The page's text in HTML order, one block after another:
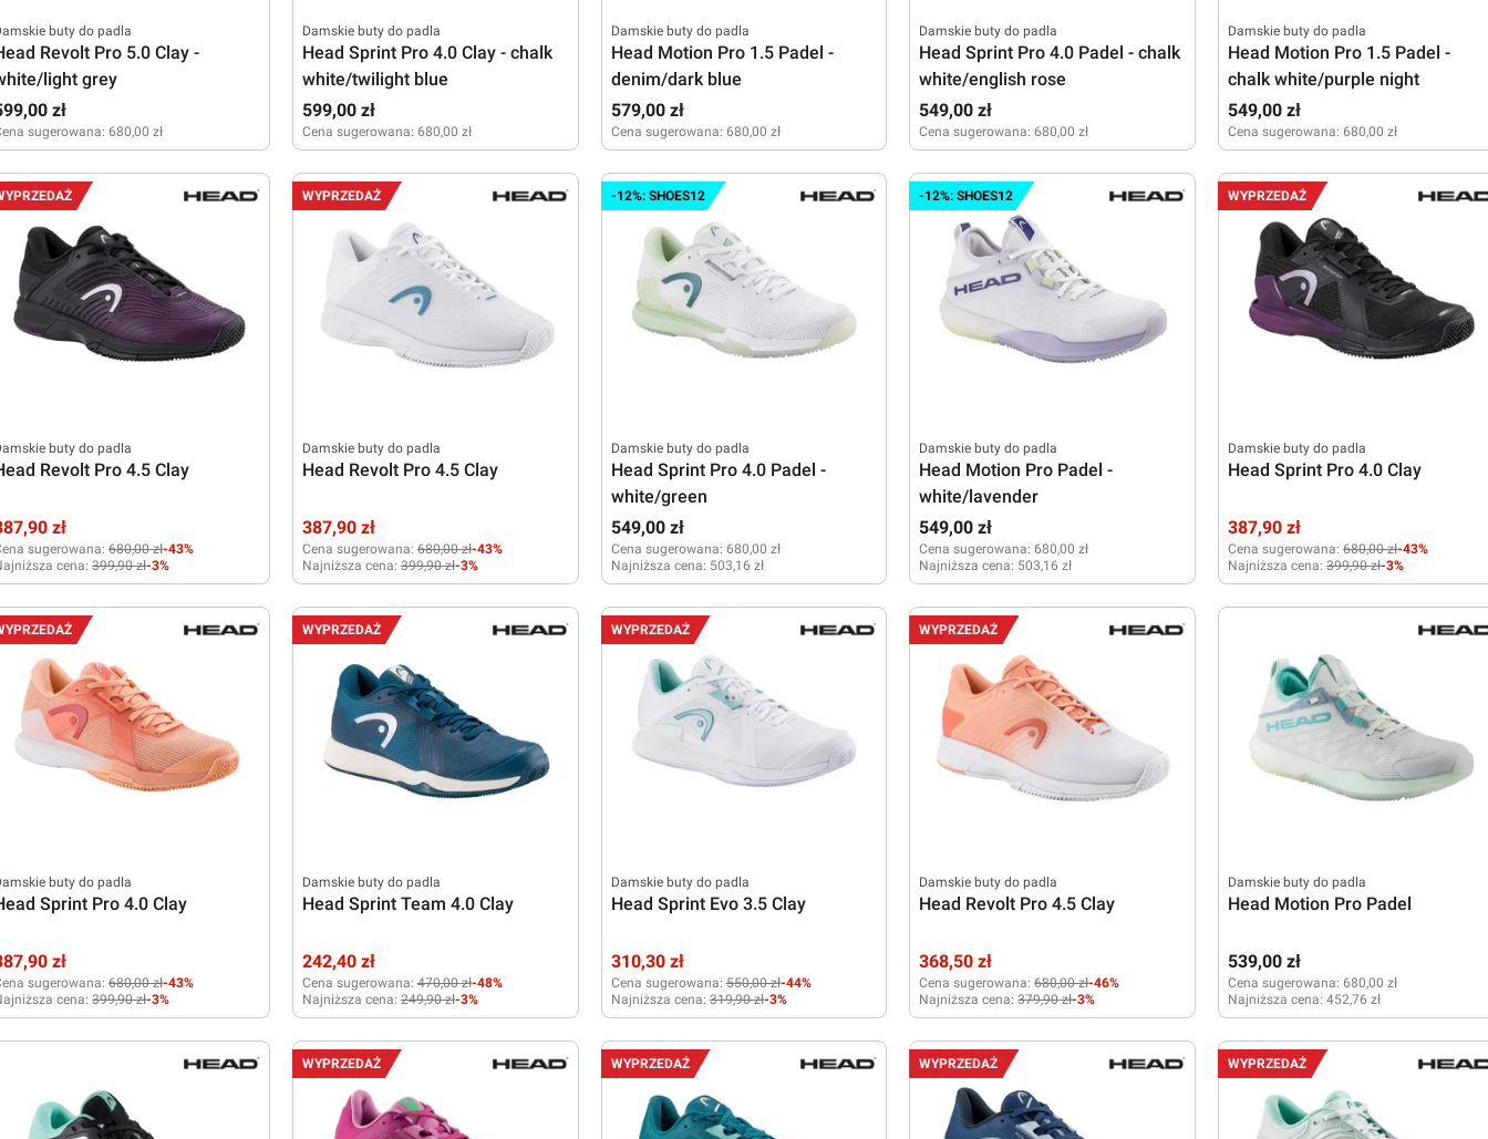
buty do padla
Revolt Pro 5.0 Clay -
light grey
zł
sugerowana: 680,00 zł
38
Damskie buty do padla
Head Sprint Pro 4.0 Clay - chalk
white/twilight blue
599,00 zł
Cena sugerowana: 680,00 zł
40,5
Damskie buty do padla
Head Motion Pro 1.5 Padel -
denim/dark blue
579,00 zł
Cena sugerowana: 680,00 zł
38 38,5 39 40 42 42,5
Damskie buty do padla
Head Sprint Pro 4.0 Padel - chalk
white/english rose
549,00 zł
Cena sugerowana: 680,00 zł
38 38,5 39 40 42 42,5
Damskie buty do padla
Head Motion Pro 1.5 Padel -
chalk white/purple night
549,00 zł
Cena sugerowana: 680,00 zł
38 38,5 40 40,5 42,5
buty do padla
Revolt Pro 4.5 Clay
zł
sugerowana: 680,00 zł-43%
cena: 399,90 zł-3%
37 38 38,5 40,5 42
WYPRZEDAŻ
Damskie buty do padla
Head Revolt Pro 4.5 Clay
387,90 zł
Cena sugerowana: 680,00 zł-43%
Najniższa cena:399,90 zł-3%
36,5 37 38 38,5 40,5 41
-12%: SHOES12
Damskie buty do padla
Head Sprint Pro 4.0 Padel -
white/green
549,00 zł
Cena sugerowana: 680,00 zł
Najniższa cena: 503,16 zł
38 40 41
-12%: SHOES12
Damskie buty do padla
Head Motion Pro Padel -
white/lavender
549,00 zł
Cena sugerowana: 680,00 zł
Najniższa cena: 503,16 zł
38 40,5 41
WYPRZEDAŻ
Damskie buty do padla
Head Sprint Pro 4.0 Clay
387,90 zł
Cena sugerowana: 680,00 zł-43%
Najniższa cena:399,90 zł-3%
buty do padla
Sprint Pro 4.0 Clay
zł
sugerowana: 680,00 zł-43%
cena: 399,90 zł-3%
WYPRZEDAŻ
Damskie buty do padla
Head Sprint Team 4.0 Clay
242,40 zł
Cena sugerowana: 470,00 zł-48%
Najniższa cena:249,90 zł-3%
37 38 38,5 39
WYPRZEDAŻ
Damskie buty do padla
Head Sprint Evo 3.5 Clay
310,30 zł
Cena sugerowana: 550,00 zł-44%
Najniższa cena:319,90 zł-3%
38
WYPRZEDAŻ
Damskie buty do padla
Head Revolt Pro 4.5 Clay
368,50 zł
Cena sugerowana: 680,00 zł-46%
Najniższa cena:379,90 zł-3%
37 38,5 39
Damskie buty do padla
Head Motion Pro Padel
539,00 zł
Cena sugerowana: 680,00 zł
Najniższa cena:452,76 zł
40,5
WYPRZEDAŻ WYPRZEDAŻ WYPRZEDAŻ WYPRZEDAŻ